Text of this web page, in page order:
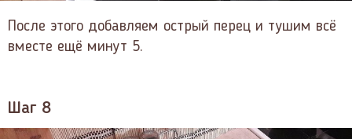
После этого добавляем острый перец и тушим всё
вместе ещё минут 5.
Шаг 8